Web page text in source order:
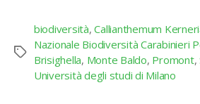
Tag
biodiversità,Callianthemum
Nazionale Biodiversità Carabinieri
Brisighella, Monte Baldo, Promont,
Università degli studi di Milano